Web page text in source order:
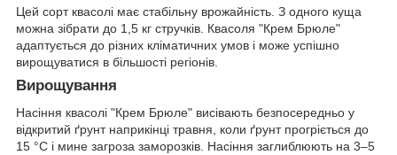
Цей сорт квасолі має стабільну врожайність. З одного куща
можна зібрати до 1,5 кг стручків. Квасоля "Крем Брюле"
адаптується до різних кліматичних умов і може успішно
вирощуватися в більшості регіонів.
Вирощування
Насіння квасолі "Крем Брюле" висівають безпосередньо у
відкритий ґрунт наприкінці травня, коли ґрунт прогріється до
15 °C і мине загроза заморозків. Насіння заглиблюють на 3–5